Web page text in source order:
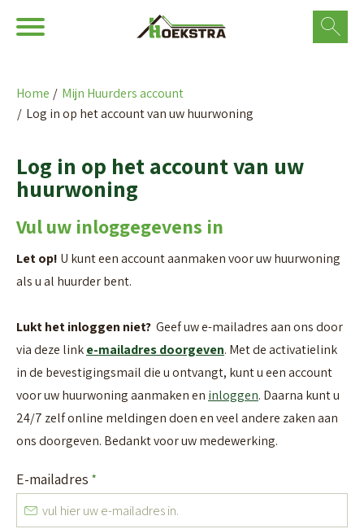
Naar hoofdinhoud
Naar hoofdnavigatiemenu
Naar zoeken
Naar de homepage
Ga naar Hoofd
Home
Mijn Huurders account
Log in op het account van uw huurwoning
Log in op het account van uw
huurwoning
Vul uw inloggegevens in
Let op! U kunt een account aanmaken voor uw huurwoning
als u al huurder bent.
Lukt het inloggen niet? Geef uw e-mailadres aan ons door
via deze linke-mailadres doorgeven. Met de activatielink
in de bevestigingsmail die u ontvangt, kunt u een account
voor uw huurwoning aanmaken en inloggen. Daarna kunt u
24/7 zelf online meldingen doen en veel andere zaken aan
ons doorgeven. Bedankt voor uw medewerking.
E-mailadres *